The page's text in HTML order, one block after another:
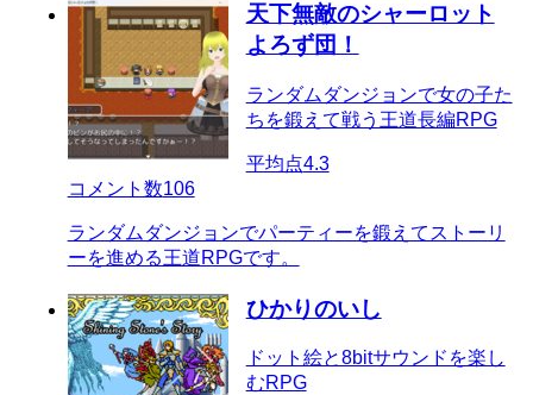
天下無敵のシャーロット
よろず団！
ランダムダンジョンで女の子た
ちを鍛えて戦う王道長編RPG
平均点4.3
コメント数106
ランダムダンジョンでパーティーを鍛えてストーリ
ーを進める王道RPGです。
ひかりのいし
ドット絵と8bitサウンドを楽し
むRPG